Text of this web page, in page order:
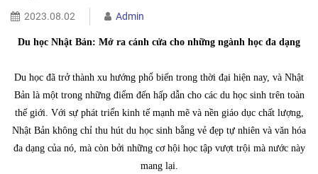
2023.08.02 Admin
Du học Nhật Bản: Mở ra cánh cửa cho những ngành học đa dạng
Du học đã trở thành xu hướng phổ biến trong thời đại hiện nay, và Nhật
Bản là một trong những điểm đến hấp dẫn cho các du học sinh trên toàn
thế giới. Với sự phát triển kinh tế mạnh mẽ và nền giáo dục chất lượng,
Nhật Bản không chỉ thu hút du học sinh bằng vẻ đẹp tự nhiên và văn hóa
đa dạng của nó, mà còn bởi những cơ hội học tập vượt trội mà nước này
mang lại.